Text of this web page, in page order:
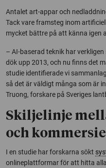
Antalet art-appar och
Tack vare framsteg inom
mycket bättre på att känna igen
– AI-baserad teknik har
dök upp 2013, och nu finns det
studie identifierade vi
så det är väldigt många som är
Truong, forskare på Sveriges
Skiljelinje
och
I en studie har forskarna sökt
onlineplattformar för att hitta